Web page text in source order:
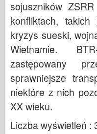
sojuszników
konfliktach,
kryzys sueski,
Wietnamie.
zastępowany
sprawniejsze
niektóre z nich
XX wieku.
Liczba wyświetleń :